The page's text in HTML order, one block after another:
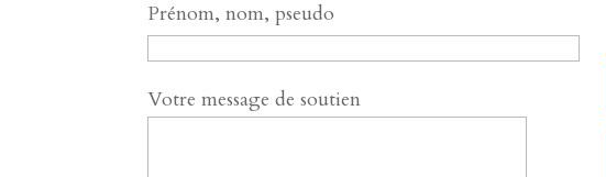
Prénom, nom, pseudo
Votre message de soutien